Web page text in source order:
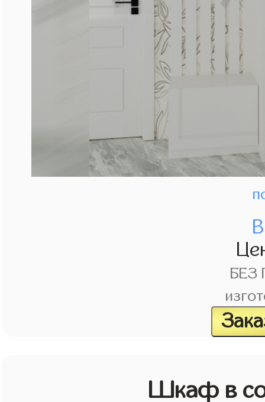
БЕЗ
Шкаф в